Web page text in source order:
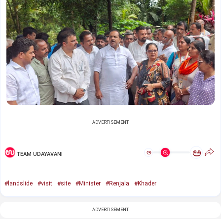
ADVERTISEMENT
TEAM UDAYAVANI ಅ ಅ
#landslide #visit #site #Minister #Renjala #Khader
ADVERTISEMENT